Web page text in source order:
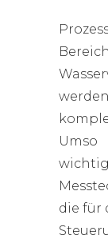
Umso
die für